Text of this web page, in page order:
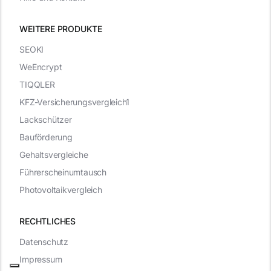
WEITERE PRODUKTE
RECHTLICHES
SEOKI
WeEncrypt
TIQQLER
KFZ-Versicherungsvergleich1
Lackschützer
Bauförderung
Gehaltsvergleiche
Führerscheinumtausch
Photovoltaikvergleich
Datenschutz
Impressum